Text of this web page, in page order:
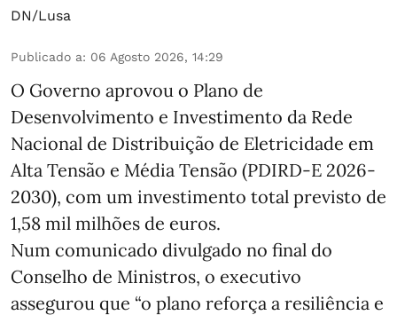
DN/Lusa
Publicado a: 06 Agosto 2026, 14:29
O Governo aprovou o Plano de
Desenvolvimento e Investimento da Rede
Nacional de Distribuição de Eletricidade em
Alta Tensão e Média Tensão (PDIRD-E 2026-
2030), com um investimento total previsto de
1,58 mil milhões de euros.
Num comunicado divulgado no final do
Conselho de Ministros, o executivo
assegurou que “o plano reforça a resiliência e